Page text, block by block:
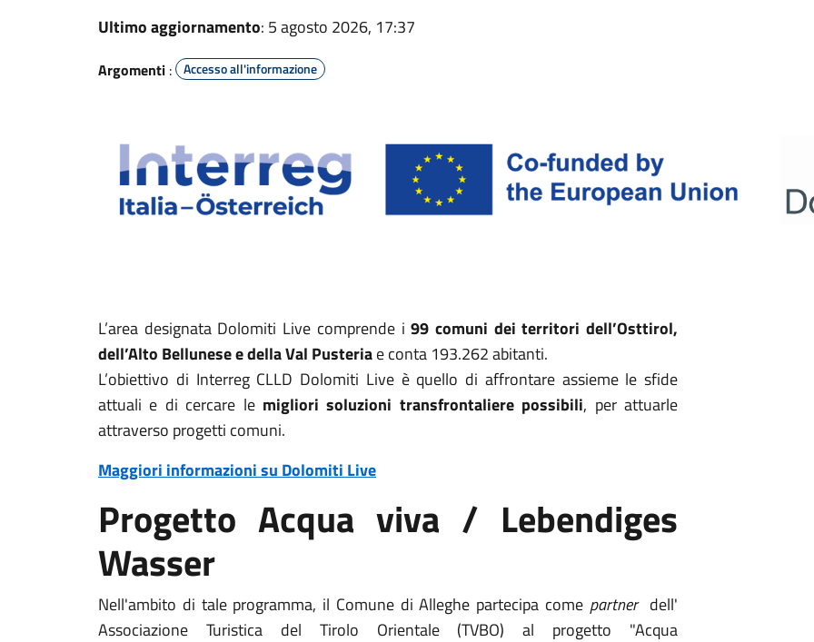
Ultimo aggiornamento: 5 agosto 2026, 17:37
Argomenti : Accesso all'informazione
L’area designata Dolomiti Live comprende i99 comuni dei territori dell’Osttirol,
dell’Alto Bellunese e della Val Pusteriae conta 193.262 abitanti.
L’obiettivo di Interreg CLLD Dolomiti Live è quello di affrontare assieme le sfide
attuali e di cercare le migliori soluzioni transfrontaliere possibili, per attuarle
attraverso progetti comuni.
Maggiori informazioni su Dolomiti Live
Progetto Acqua viva / Lebendiges
Wasser
Nell'ambito di tale programma, il Comune di Alleghe partecipa come partner dell'
Associazione Turistica del Tirolo Orientale (TVBO) al progetto "Acqua